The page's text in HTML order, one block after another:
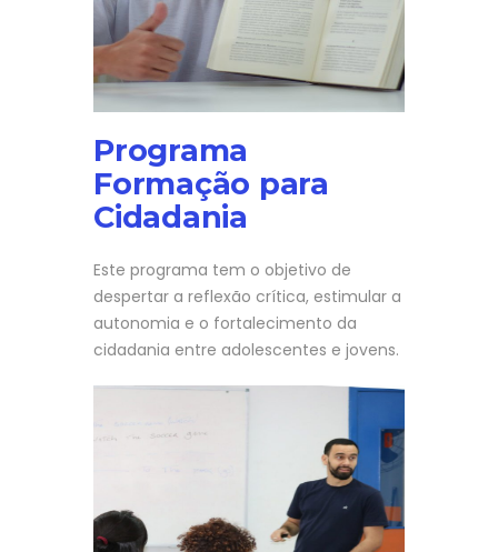
Programa
Formação para
Cidadania
Este programa tem o objetivo de
despertar a reflexão crítica, estimular a
autonomia e o fortalecimento da
cidadania entre adolescentes e jovens.